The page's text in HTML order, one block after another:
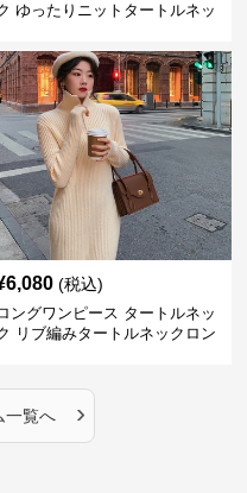
ゆったりニットタートルネッ
6,080 (税込)
ングワンピース タートルネッ
リブ編みタートルネックロン
一覧へ ›